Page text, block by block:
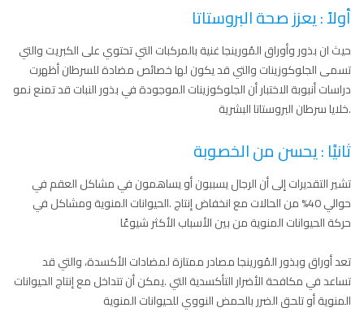
أولاً: يعزز صحة البروستاتا
حيث ان بذور وأوراق المُورينجا غنية بالمركبات التي تحتوي على الكبريت والتي
تسمى الجلوكوزينات والتي قد يكون لها خصائص مضادة للسرطان أظهرت
دراسات أنبوبة الاختبار أن الجلوكوزينات الموجودة في بذور النبات قد تمنع نمو
.خلايا سرطان البروستاتا البشرية
ثانيََا : يحسن من الخصوبة
تشير التقديرات إلى أن الرجال يسببون أو يساهمون في مشاكل العقم في
حوالي 40% من الحالات مع انخفاض إنتاج .الحيوانات المنوية ومشاكل في
حركة الحيوانات المنوية من بين الأسباب الأكثر شيوعًا
تعد أوراق وبذور المُورينجا مصادر ممتازة لمضادات الأكسدة، والتي قد
تساعد في مكافحة الأضرار التأكسدية التي .يمكن أن تتداخل مع إنتاج الحيوانات
المنوية أو تلحق الضرر بالحمض النووي للحيوانات المنوية